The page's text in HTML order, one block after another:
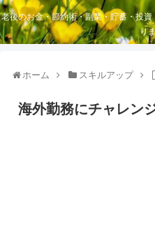
老後のお金・節約術・副業・貯蓄・投
り
ホーム スキルアップ
海外勤務にチャレン